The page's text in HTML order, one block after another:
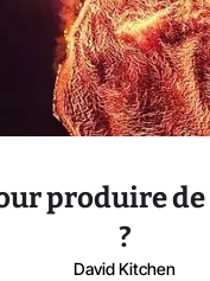
produire de
?
David Kitchen